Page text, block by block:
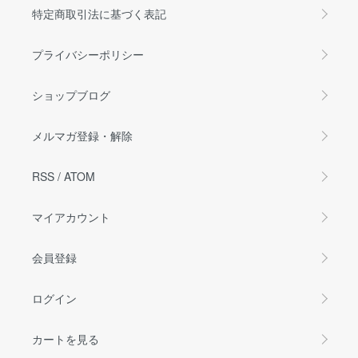
特定商取引法に基づく表記
プライバシーポリシー
ショップブログ
メルマガ登録・解除
RSS / ATOM
マイアカウント
会員登録
ログイン
カートを見る